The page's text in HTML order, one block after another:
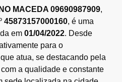
MACEDA 09690987909,
45873157000160, é uma
em 01/04/2022. Desde
para o
atua, se destacando pela
a qualidade e constante